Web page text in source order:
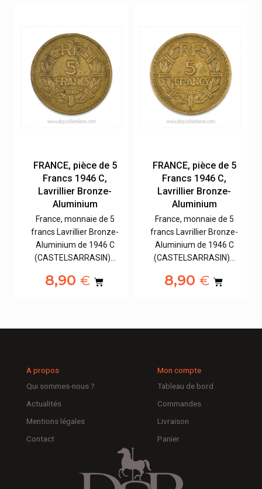
FRANCE, pièce de 5
Francs 1946 C,
Lavrillier Bronze-
Aluminium
France, monnaie de 5
francs Lavrillier Bronze-
Aluminium de 1946 C
(CASTELSARRASIN)…
8,90 €
FRANCE, pièce de 5
Francs 1946 C,
Lavrillier Bronze-
Aluminium
France, monnaie de 5
francs Lavrillier Bronze-
Aluminium de 1946 C
(CASTELSARRASIN)…
8,90 €
A propos
Qui sommes-nous ?
Actualités
Mentions légales
Contact
Mon compte
Tableau de bord
Commandes
Livraison
Panier